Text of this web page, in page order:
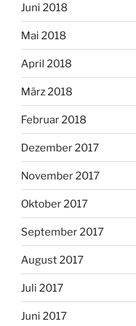
Juni 2018
Mai 2018
April 2018
März 2018
Februar 2018
Dezember 2017
November 2017
Oktober 2017
September 2017
August 2017
Juli 2017
Juni 2017